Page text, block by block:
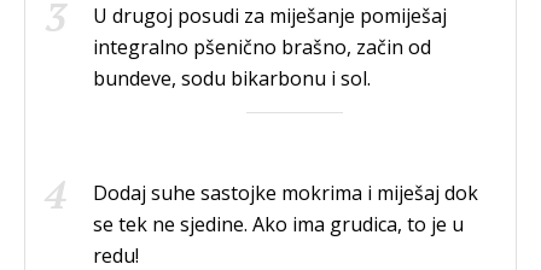
U drugoj posudi za miješanje pomiješaj
integralno pšenično brašno, začin od
bundeve, sodu bikarbonu i sol.
Dodaj suhe sastojke mokrima i miješaj dok
se tek ne sjedine. Ako ima grudica, to je u
redu!